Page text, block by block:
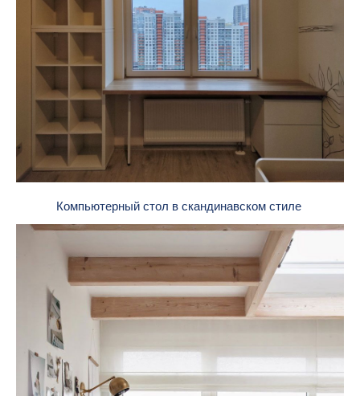
Компьютерный стол в скандинавском стиле